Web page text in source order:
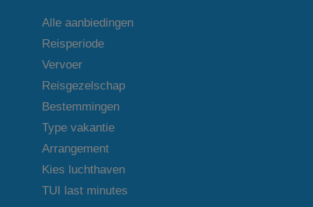
Alle aanbiedingen
Reisperiode
Vervoer
Reisgezelschap
Bestemmingen
Type vakantie
Arrangement
Kies luchthaven
TUI last minutes